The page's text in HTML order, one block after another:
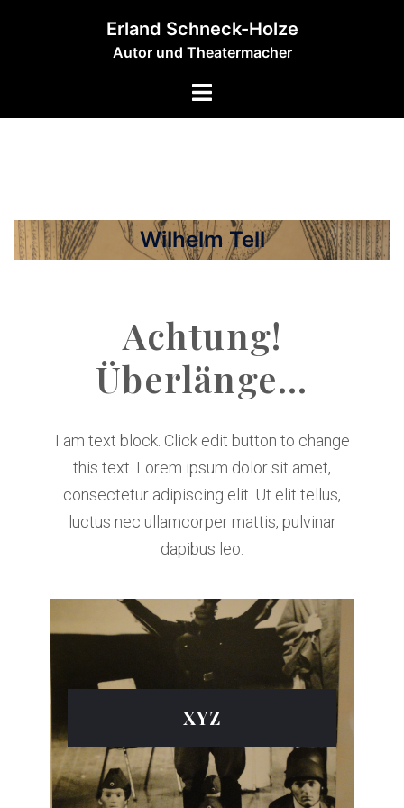
Erland Schneck-Holze
Autor und Theatermacher
Wilhelm Tell
Achtung!
Überlänge...
I am text block. Click edit button to change
this text. Lorem ipsum dolor sit amet,
consectetur adipiscing elit. Ut elit tellus,
luctus nec ullamcorper mattis, pulvinar
dapibus leo.
XYZ